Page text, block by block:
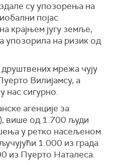
су упозорења на
појас
крајњем југу земље,
упозорила на ризик од
мрежа чују
Вилијамсу, а
нас сигурно.
агенције за
више од 1.700 људи
у ретко насељеном
1.000 из града
из Пуерто Наталеса.